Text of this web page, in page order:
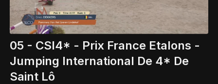
05 - CSI4* - Prix France Etalons -
Jumping International De 4* De
Saint Lô